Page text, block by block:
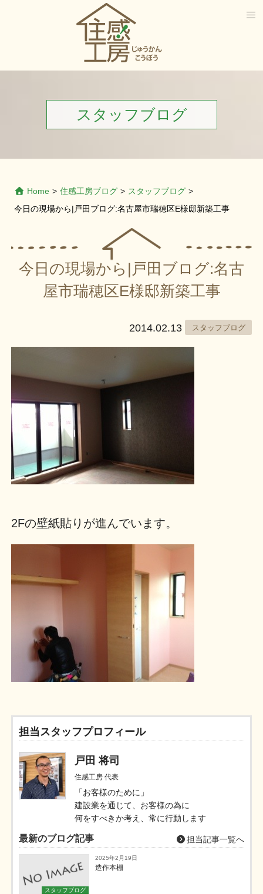
スタッフブログ
Home > 住感工房ブログ > スタッフブログ >
今日の現場から|戸田ブログ:名古屋市瑞穂区E様邸新築工事
今日の現場から|戸田ブログ:名古
屋市瑞穂区E様邸新築工事
2014.02.13 スタッフブログ
2Fの壁紙貼りが進んでいます。
担当スタッフプロフィール
戸田 将司
住感工房 代表
「お客様のために」
建設業を通じて、お客様の為に
何をすべきか考え、常に行動します
最新のブログ記事 担当記事一覧へ
スタッフブログ
2025年2月19日
造作本棚